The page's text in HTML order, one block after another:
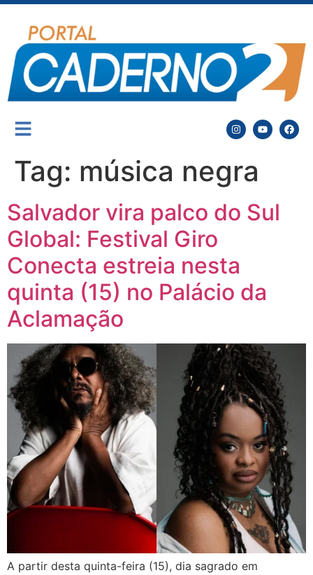
Tag: música negra
Salvador vira palco do Sul
Global: Festival Giro
Conecta estreia nesta
quinta (15) no Palácio da
Aclamação
A partir desta quinta-feira (15), dia sagrado em